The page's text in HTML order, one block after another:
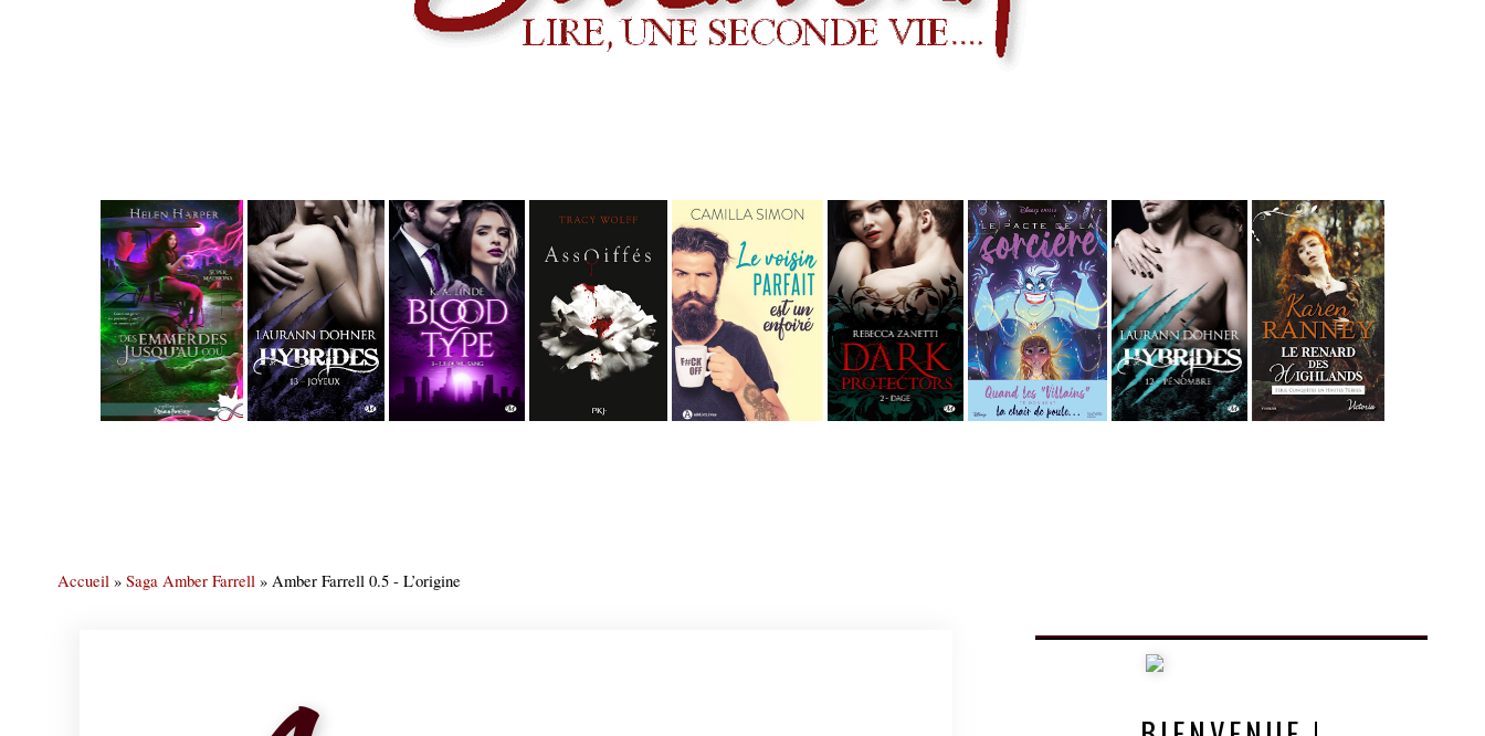
Accueil » Saga Amber Farrell » Amber Farrell 0.5 - L’origine